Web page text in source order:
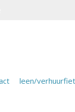
leen/